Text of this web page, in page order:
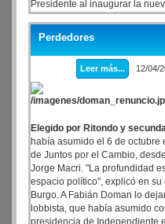
Presidente al inaugurar la
Perdedores
Leer más... 12/
Elegido por Ritondo y
había asumido el 6 de
de Juntos por el Cambio,
Jorge Macri. "La profundidad
espacio político", explicó en
Burgo. A Fabián Doman lo
lobbista, que había asumido
presidencia de Independiente